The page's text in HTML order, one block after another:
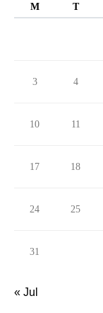
M T
3 4
10 11
17 18
24 25
31
« Jul